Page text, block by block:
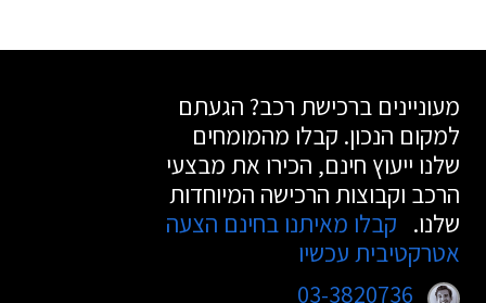
מעוניינים ברכישת רכב? הגעתם
למקום הנכון. קבלו מהמומחים
שלנו ייעוץ חינם, הכירו את מבצעי
הרכב וקבוצות הרכישה המיוחדות
שלנו. קבלו מאיתנו בחינם הצעה
אטרקטיבית עכשיו
03-3820736